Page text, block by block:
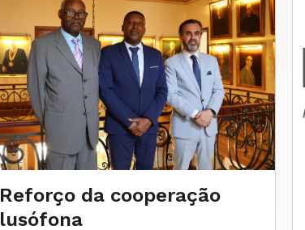
Reforço da cooperação
lusófona